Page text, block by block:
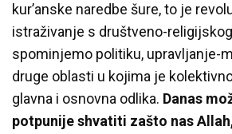
kur’anske naredbe šure, to je
istraživanje s društveno-
spominjemo politiku, upravljanje-
druge oblasti u kojima je
glavna i osnovna odlika. Danas
potpunije shvatiti zašto nas